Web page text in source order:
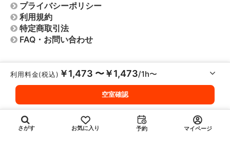
利用料金(税込) ￥1,473 〜￥1,473/1h〜
空室確認
さがす お気に入り 予約 マイページ
プライバシーポリシー
利用規約
特定商取引法
FAQ・お問い合わせ
© Copyright 2026シーズスペース- All rights reserved.